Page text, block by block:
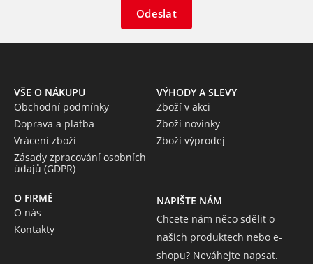
Odeslat
VŠE O NÁKUPU
Obchodní podmínky
Doprava a platba
Vrácení zboží
Zásady zpracování osobních
údajů (GDPR)
VÝHODY A SLEVY
Zboží v akci
Zboží novinky
Zboží výprodej
O FIRMĚ
O nás
Kontakty
NAPIŠTE NÁM
Chcete nám něco sdělit o
našich produktech nebo e-
shopu? Neváhejte napsat.